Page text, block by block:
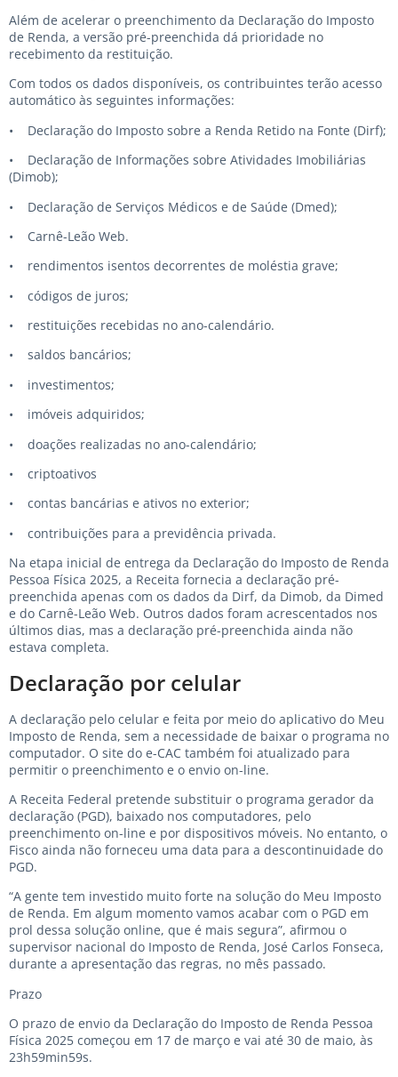
Além de acelerar o preenchimento da Declaração do Imposto
de Renda, a versão pré-preenchida dá prioridade no
recebimento da restituição.
Com todos os dados disponíveis, os contribuintes terão acesso
automático às seguintes informações:
• Declaração do Imposto sobre a Renda Retido na Fonte (Dirf);
• Declaração de Informações sobre Atividades Imobiliárias
(Dimob);
• Declaração de Serviços Médicos e de Saúde (Dmed);
• Carnê-Leão Web.
• rendimentos isentos decorrentes de moléstia grave;
• códigos de juros;
• restituições recebidas no ano-calendário.
• saldos bancários;
• investimentos;
• imóveis adquiridos;
• doações realizadas no ano-calendário;
• criptoativos
• contas bancárias e ativos no exterior;
• contribuições para a previdência privada.
Na etapa inicial de entrega da Declaração do Imposto de Renda
Pessoa Física 2025, a Receita fornecia a declaração pré-
preenchida apenas com os dados da Dirf, da Dimob, da Dimed
e do Carnê-Leão Web. Outros dados foram acrescentados nos
últimos dias, mas a declaração pré-preenchida ainda não
estava completa.
Declaração por celular
A declaração pelo celular e feita por meio do aplicativo do Meu
Imposto de Renda, sem a necessidade de baixar o programa no
computador. O site do e-CAC também foi atualizado para
permitir o preenchimento e o envio on-line.
A Receita Federal pretende substituir o programa gerador da
declaração (PGD), baixado nos computadores, pelo
preenchimento on-line e por dispositivos móveis. No entanto, o
Fisco ainda não forneceu uma data para a descontinuidade do
PGD.
“A gente tem investido muito forte na solução do Meu Imposto
de Renda. Em algum momento vamos acabar com o PGD em
prol dessa solução online, que é mais segura”, afirmou o
supervisor nacional do Imposto de Renda, José Carlos Fonseca,
durante a apresentação das regras, no mês passado.
Prazo
O prazo de envio da Declaração do Imposto de Renda Pessoa
Física 2025 começou em 17 de março e vai até 30 de maio, às
23h59min59s.